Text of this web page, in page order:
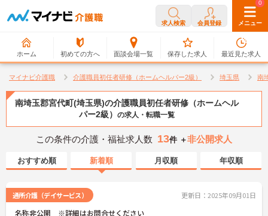
求人検索 会員登録 メニュー
ホーム 初めての方へ 面談会場一覧
0
保存した求人
0
最近見た求人
マイナビ介護職 介護職員初任者研修（ホームヘルパー2級） 埼玉県 南
南埼玉郡宮代町(埼玉県)の介護職員初任者研修（ホームヘル
パー2級） の求人・転職一覧
この条件の介護・福祉求人数 13件 ＋非公開求人
おすすめ順 新着順 月収順 年収順
通所介護（デイサービス） 更新日：2025年09月01日
名称非公開 ※詳細はお問合せください